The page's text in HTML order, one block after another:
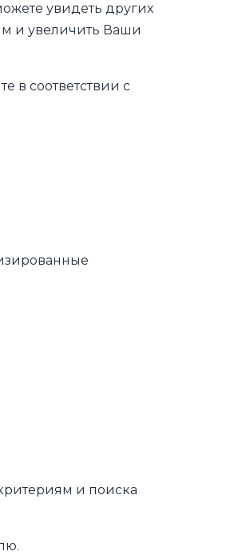
увидеть других
и увеличить Ваши
в соответствии с
и поиска